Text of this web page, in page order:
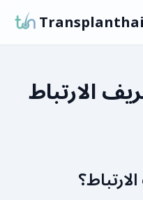
الارتباط